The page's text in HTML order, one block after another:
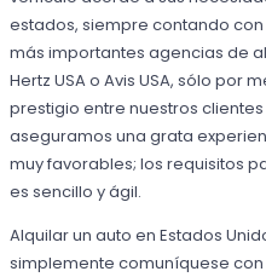
estados, siempre contando
más importantes agencias de
Hertz USA o Avis USA, sólo por
prestigio entre nuestros
aseguramos una grata
muy favorables; los requisitos
es sencillo y ágil.
Alquilar un auto en Estados
simplemente comuníquese